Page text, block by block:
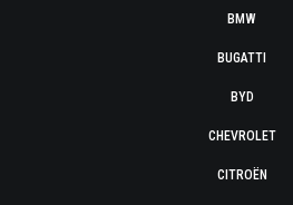
BMW
BUGATTI
BYD
CHEVROLET
CITROËN